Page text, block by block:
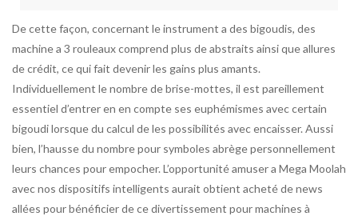
De cette façon, concernant le instrument a des bigoudis, des
machine a 3 rouleaux comprend plus de abstraits ainsi que allures
de crédit, ce qui fait devenir les gains plus amants.
Individuellement le nombre de brise-mottes, il est pareillement
essentiel d’entrer en en compte ses euphémismes avec certain
bigoudi lorsque du calcul de les possibilités avec encaisser. Aussi
bien, l’hausse du nombre pour symboles abrège personnellement
leurs chances pour empocher. L’opportunité amuser a Mega Moolah
avec nos dispositifs intelligents aurait obtient acheté de news
allées pour bénéficier de ce divertissement pour machines à